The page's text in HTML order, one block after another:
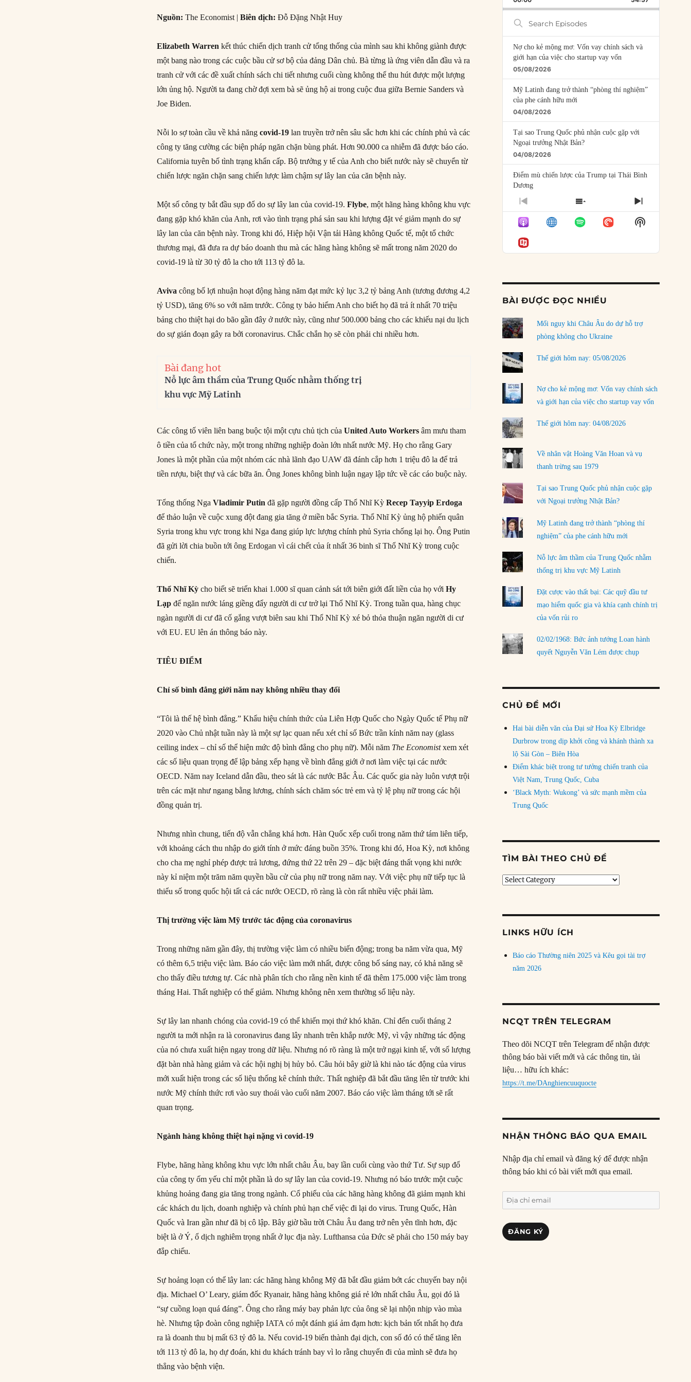
Nguồn: The Economist |Biên dịch: Đỗ Đặng Nhật Huy
Elizabeth Warren kết thúc chiến dịch tranh cử tổng thống của mình sau khi không giành được
một bang nào trong các cuộc bầu cử sơ bộ của đảng Dân chủ. Bà từng là ứng viên dẫn đầu và ra
tranh cử với các đề xuất chính sách chi tiết nhưng cuối cùng không thể thu hút được một lượng
lớn ủng hộ. Người ta đang chờ đợi xem bà sẽ ủng hộ ai trong cuộc đua giữa Bernie Sanders và
Joe Biden.
Nỗi lo sợ toàn cầu về khả năngcovid-19 lan truyền trở nên sâu sắc hơn khi các chính phủ và các
công ty tăng cường các biện pháp ngăn chặn bùng phát. Hơn 90.000 ca nhiễm đã được báo cáo.
California tuyên bố tình trạng khẩn cấp. Bộ trưởng y tế của Anh cho biết nước này sẽ chuyển từ
chiến lược ngăn chặn sang chiến lược làm chậm sự lây lan của căn bệnh này.
Một số công ty bắt đầu sụp đổ do sự lây lan của covid-19.Flybe, một hãng hàng không khu vực
đang gặp khó khăn của Anh, rơi vào tình trạng phá sản sau khi lượng đặt vé giảm mạnh do sự
lây lan của căn bệnh này. Trong khi đó, Hiệp hội Vận tải Hàng không Quốc tế, một tổ chức
thương mại, đã đưa ra dự báo doanh thu mà các hãng hàng không sẽ mất trong năm 2020 do
covid-19 là từ 30 tỷ đô la cho tới 113 tỷ đô la.
Aviva công bố lợi nhuận hoạt động hàng năm đạt mức kỷ lục 3,2 tỷ bảng Anh (tương đương 4,2
tỷ USD), tăng 6% so với năm trước. Công ty bảo hiểm Anh cho biết họ đã trả ít nhất 70 triệu
bảng cho thiệt hại do bão gần đây ở nước này, cũng như 500.000 bảng cho các khiếu nại du lịch
do sự gián đoạn gây ra bởi coronavirus. Chắc chắn họ sẽ còn phải chi nhiều hơn.
Bài đang hot
Nỗ lực âm thầm của Trung Quốc nhằm thống trị
khu vực Mỹ Latinh
Các công tố viên liên bang buộc tội một cựu chủ tịch củaUnited Auto Workers âm mưu tham
ô tiền của tổ chức này, một trong những nghiệp đoàn lớn nhất nước Mỹ. Họ cho rằng Gary
Jones là một phần của một nhóm các nhà lãnh đạo UAW đã đánh cắp hơn 1 triệu đô la để trả
tiền rượu, biệt thự và các bữa ăn. Ông Jones không bình luận ngay lập tức về các cáo buộc này.
Tổng thống NgaVladimir Putin đã gặp người đồng cấp Thổ Nhĩ KỳRecep Tayyip Erdoga
để thảo luận về cuộc xung đột đang gia tăng ở miền bắc Syria. Thổ Nhĩ Kỳ ủng hộ phiến quân
Syria trong khu vực trong khi Nga đang giúp lực lượng chính phủ Syria chống lại họ. Ông Putin
đã gửi lời chia buồn tới ông Erdogan vì cái chết của ít nhất 36 binh sĩ Thổ Nhĩ Kỳ trong cuộc
chiến.
Thổ Nhĩ Kỳ cho biết sẽ triển khai 1.000 sĩ quan cảnh sát tới biên giới đất liền của họ vớiHy
Lạp để ngăn nước láng giềng đẩy người di cư trở lại Thổ Nhĩ Kỳ. Trong tuần qua, hàng chục
ngàn người di cư đã cố gắng vượt biên sau khi Thổ Nhĩ Kỳ xé bỏ thỏa thuận ngăn người di cư
với EU. EU lên án thông báo này.
TIÊU ĐIỂM
Chỉ số bình đẳng giới năm nay không nhiều thay đổi
“Tôi là thế hệ bình đẳng.” Khẩu hiệu chính thức của Liên Hợp Quốc cho Ngày Quốc tế Phụ nữ
2020 vào Chủ nhật tuần này là một sự lạc quan nếu xét chỉ số Bức trần kính năm nay (glass
ceiling index – chỉ số thể hiện mức độ bình đẳng cho phụ nữ). Mỗi năm The Economistxem xét
các số liệu quan trọng để lập bảng xếp hạng về bình đẳng giới ở nơi làm việc tại các nước
OECD. Năm nay Iceland dẫn đầu, theo sát là các nước Bắc Âu. Các quốc gia này luôn vượt trội
trên các mặt như ngang bằng lương, chính sách chăm sóc trẻ em và tỷ lệ phụ nữ trong các hội
đồng quản trị.
Nhưng nhìn chung, tiến độ vẫn chẳng khá hơn. Hàn Quốc xếp cuối trong năm thứ tám liên tiếp,
với khoảng cách thu nhập do giới tính ở mức đáng buồn 35%. Trong khi đó, Hoa Kỳ, nơi không
cho cha mẹ nghỉ phép được trả lương, đứng thứ 22 trên 29 – đặc biệt đáng thất vọng khi nước
này kỉ niệm một trăm năm quyền bầu cử của phụ nữ trong năm nay. Với việc phụ nữ tiếp tục là
thiểu số trong quốc hội tất cả các nước OECD, rõ ràng là còn rất nhiều việc phải làm.
Thị trường việc làm Mỹ trước tác động của coronavirus
Trong những năm gần đây, thị trường việc làm có nhiều biến động; trong ba năm vừa qua, Mỹ
có thêm 6,5 triệu việc làm. Báo cáo việc làm mới nhất, được công bố sáng nay, có khả năng sẽ
cho thấy điều tương tự. Các nhà phân tích cho rằng nền kinh tế đã thêm 175.000 việc làm trong
tháng Hai. Thất nghiệp có thể giảm. Nhưng không nên xem thường số liệu này.
Sự lây lan nhanh chóng của covid-19 có thể khiến mọi thứ khó khăn. Chỉ đến cuối tháng 2
người ta mới nhận ra là coronavirus đang lây nhanh trên khắp nước Mỹ, vì vậy những tác động
của nó chưa xuất hiện ngay trong dữ liệu. Nhưng nó rõ ràng là một trở ngại kinh tế, với số lượng
đặt bàn nhà hàng giảm và các hội nghị bị hủy bỏ. Câu hỏi bây giờ là khi nào tác động của virus
mới xuất hiện trong các số liệu thống kê chính thức. Thất nghiệp đã bắt đầu tăng lên từ trước khi
nước Mỹ chính thức rơi vào suy thoái vào cuối năm 2007. Báo cáo việc làm tháng tới sẽ rất
quan trọng.
Ngành hàng không thiệt hại nặng vì covid-19
Flybe, hãng hàng không khu vực lớn nhất châu Âu, bay lần cuối cùng vào thứ Tư. Sự sụp đổ
của công ty ốm yếu chỉ một phần là do sự lây lan của covid-19. Nhưng nó báo trước một cuộc
khủng hoảng đang gia tăng trong ngành. Cổ phiếu của các hãng hàng không đã giảm mạnh khi
các khách du lịch, doanh nghiệp và chính phủ hạn chế việc đi lại do virus. Trung Quốc, Hàn
Quốc và Iran gần như đã bị cô lập. Bây giờ bầu trời Châu Âu đang trở nên yên tĩnh hơn, đặc
biệt là ở Ý, ổ dịch nghiêm trọng nhất ở lục địa này. Lufthansa của Đức sẽ phải cho 150 máy bay
đắp chiếu.
Sự hoảng loạn có thể lây lan: các hãng hàng không Mỹ đã bắt đầu giảm bớt các chuyến bay nội
địa. Michael O’ Leary, giám đốc Ryanair, hãng hàng không giá rẻ lớn nhất châu Âu, gọi đó là
“sự cuồng loạn quá đáng”. Ông cho rằng máy bay phản lực của ông sẽ lại nhộn nhịp vào mùa
hè. Nhưng tập đoàn công nghiệp IATA có một đánh giá ảm đạm hơn: kịch bản tốt nhất họ đưa
ra là doanh thu bị mất 63 tỷ đô la. Nếu covid-19 biến thành đại dịch, con số đó có thể tăng lên
tới 113 tỷ đô la, họ dự đoán, khi du khách tránh bay vì lo rằng chuyến đi của mình sẽ đưa họ
thẳng vào bệnh viện.
Search
Episodes
Nợ cho kẻ mộng mơ: Vốn vay chính sách và
giới hạn của việc cho startup vay vốn
05/08/2026
Mỹ Latinh đang trở thành “phòng thí nghiệm”
của phe cánh hữu mới
04/08/2026
Tại sao Trung Quốc phủ nhận cuộc gặp với
Ngoại trưởng Nhật Bản?
04/08/2026
Điểm mù chiến lược của Trump tại Thái Bình
Dương
03/08/2026
Đặt cược vào thất bại: Các quỹ đầu tư mạo
hiểm quốc gia và khía cạnh chính trị của vốn
rủi ro
02/08/2026
01/08/2026
Chiến lược kế tiếp của Bắc Kinh ở Biển Đông
Trật tự thế giới mới: Các nước nhỏ sẽ luôn
30/07/2026
tròn thân cận của mình
29/07/2026
Chiến dịch ‘siêu cường drone’ có giúp
Ukraine xoay chuyển cục diện chiến trường?
LOAD MORE
PREVIOUS
EPISODE
SHOW
EPISODES
LIST
NEXT
EPISODE
Show
Podcast
BÀI ĐƯỢC ĐỌC NHIỀU
Mối nguy khi Châu Âu do dự hỗ trợ
phòng không cho Ukraine
Thế giới hôm nay: 05/08/2026
Nợ cho kẻ mộng mơ: Vốn vay chính sách
và giới hạn của việc cho startup vay vốn
Thế giới hôm nay: 04/08/2026
Về nhân vật Hoàng Văn Hoan và vụ
thanh trừng sau 1979
Tại sao Trung Quốc phủ nhận cuộc gặp
với Ngoại trưởng Nhật Bản?
Mỹ Latinh đang trở thành “phòng thí
nghiệm” của phe cánh hữu mới
Nỗ lực âm thầm của Trung Quốc nhằm
thống trị khu vực Mỹ Latinh
Đặt cược vào thất bại: Các quỹ đầu tư
mạo hiểm quốc gia và khía cạnh chính trị
của vốn rủi ro
02/02/1968: Bức ảnh tướng Loan hành
quyết Nguyễn Văn Lém được chụp
CHỦ ĐỀ MỚI
Hai bài diễn văn của Đại sứ Hoa Kỳ Elbridge
Durbrow trong dịp khởi công và khánh thành xa
lộ Sài Gòn – Biên Hòa
Điểm khác biệt trong tư tưởng chiến tranh của
Việt Nam, Trung Quốc, Cuba
‘Black Myth: Wukong’ và sức mạnh mềm của
Trung Quốc
TÌM BÀI THEO CHỦ ĐỀ
Tìm
LINKS HỮU ÍCH
Báo cáo Thường niên 2025 và Kêu gọi tài trợ
năm 2026
NCQT TRÊN TELEGRAM
Theo dõi NCQT trên Telegram để nhận được
thông báo bài viết mới và các thông tin, tài
liệu… hữu ích khác:
https://t.me/DAnghiencuuquocte
NHẬN THÔNG BÁO QUA EMAIL
Nhập địa chỉ email và đăng ký để được nhận
thông báo khi có bài viết mới qua email.
Địa
chỉ
email
ĐĂNG KÝ